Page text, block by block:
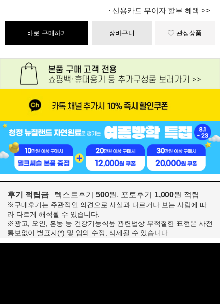
· 신용카드 무이자 할부 혜택 >>
바로 구매하기 장바구니 관심상품
후기 적립금 텍스트후기 500원, 포토후기 1,000원 적립
※구매후기는 주관적인 의견으로 사실과 다르거나 보는 사람에 따
라 다르게 해석될 수 있습니다.
※광고, 오인, 혼동 등 건강기능식품 관련법상 부적절한 표현은 사전
통보없이 별표시(*) 및 임의 수정, 삭제될 수 있습니다.